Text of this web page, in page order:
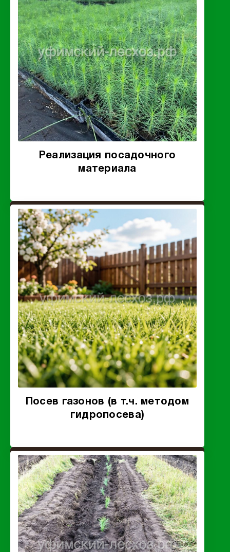
Реализация посадочного
материала
Посев газонов (в т.ч. методом
гидропосева)